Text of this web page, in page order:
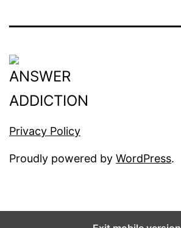
Privacy Policy
Proudly powered by WordPress.